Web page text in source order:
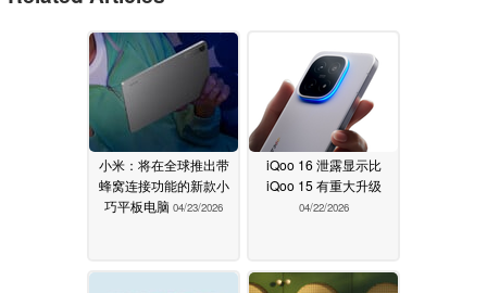
小米：将在全球推出带
蜂窝连接功能的新款小
巧平板电脑 04/23/2026
iQoo 16 泄露显示比
iQoo 15 有重大升级
04/22/2026